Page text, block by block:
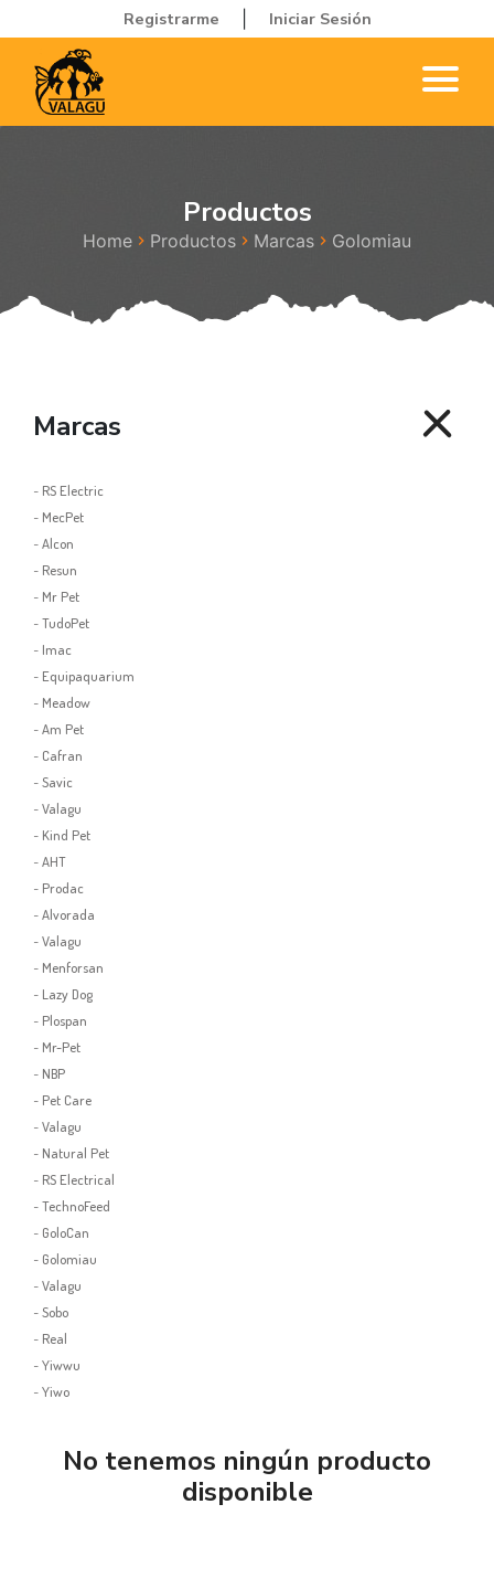
Registrarme Iniciar Sesión
Productos
Home Productos Marcas Golomiau
No tenemos ningún producto
disponible
Marcas
- RS Electric
- MecPet
-Alcon
- Resun
- Mr Pet
-TudoPet
- Imac
- Equipaquarium
- Meadow
-Am Pet
- Cafran
-Savic
-Valagu
- Kind Pet
-AHT
- Prodac
-Alvorada
-Valagu
- Menforsan
- Lazy Dog
- Plospan
- Mr-Pet
- NBP
- Pet Care
-Valagu
- Natural Pet
- RS Electrical
-TechnoFeed
- GoloCan
- Golomiau
-Valagu
-Sobo
- Real
-Yiwwu
-Yiwo